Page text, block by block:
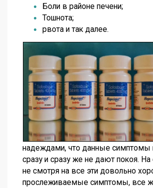
Боли в районе печени;
Тошнота;
рвота и так далее.
надеждами, что данные симптомы
сразу и сразу же не дают покоя.
не смотря на все эти довольно
прослеживаемые симптомы, все